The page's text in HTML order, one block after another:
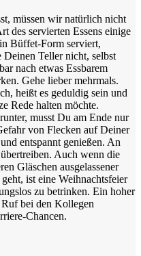
müssen wir natürlich nicht
des servierten Essens einige
Büffet-Form serviert,
Teller nicht, selbst
nach etwas Essbarem
Gehe lieber mehrmals.
heißt es geduldig sein und
Rede halten möchte.
musst Du am Ende nur
von Flecken auf Deiner
entspannt genießen. An
Auch wenn die
Gläschen ausgelassener
ist eine Weihnachtsfeier
zu betrinken. Ein hoher
bei den Kollegen
Chancen.